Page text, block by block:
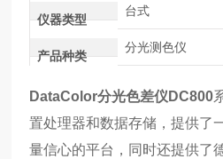
仪器类型
台式
产品种类
分光测色仪
DataColor分光色差仪 DC800
置处理器和数据存储，提供了
量信心的平台，同时还提供了